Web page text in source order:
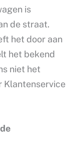
is
de straat.
het door aan
het bekend
niet het
Klantenservice